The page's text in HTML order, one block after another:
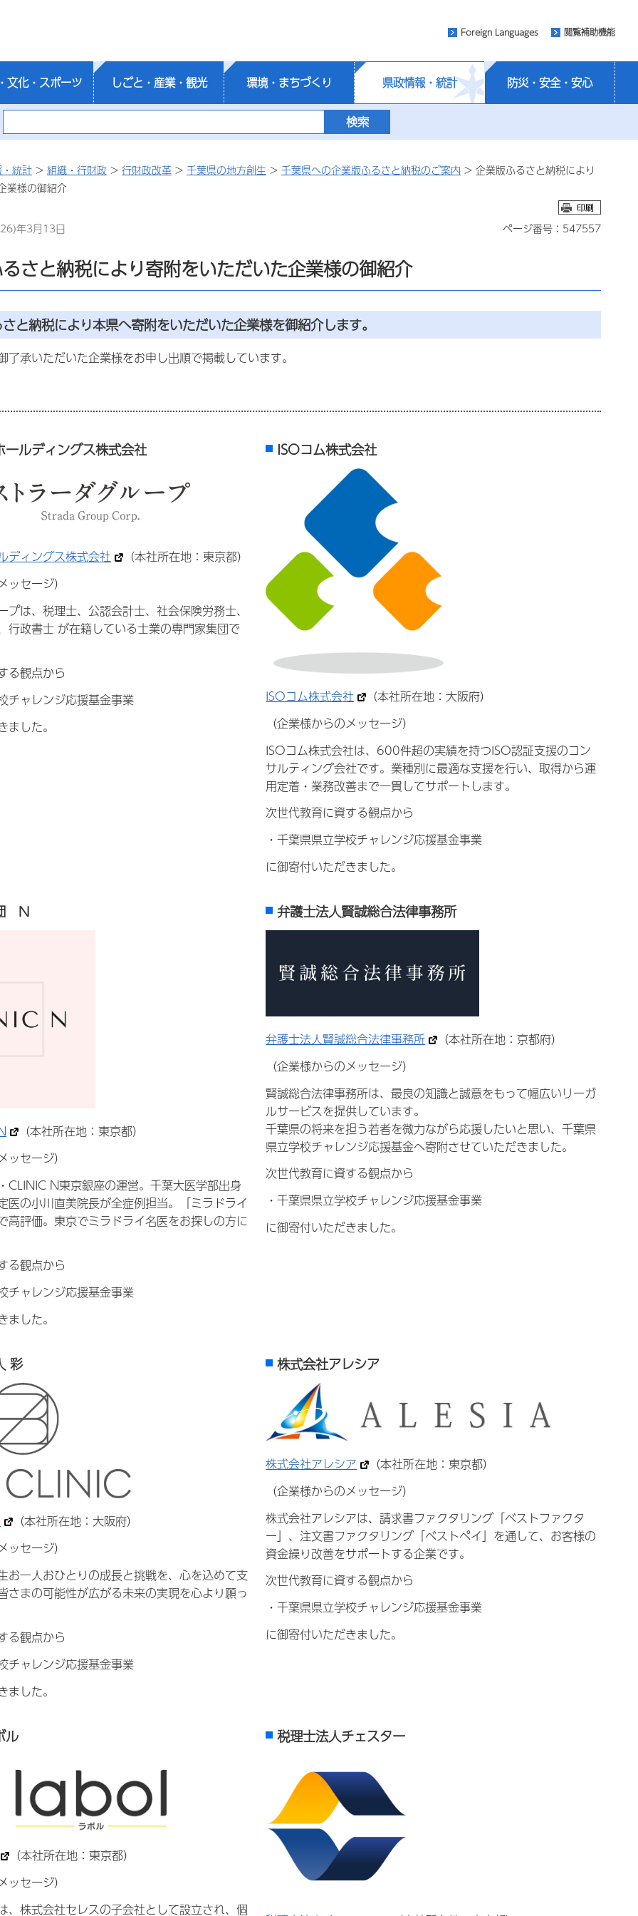
Foreign Languages 閲覧補助機能
文化・スポーツ しごと・産業・観光 環境・まちづくり 県政情報・統計 防災・安全・安心
統計 > 組織・行財政 > 行財政改革 > 千葉県の地方創生 > 千葉県への企業版ふるさと納税のご案内 > 企業版ふるさと納税により
業様の御紹介
年3月13日 ページ番号：547557
さと納税により寄附をいただいた企業様の御紹介
と納税により本県へ寄附をいただいた企業様を御紹介します。
承いただいた企業様をお申し出順で掲載しています。
ールディングス株式会社
ディングス株式会社
（本社所在地：東京都）
セージ）
プは、税理士、公認会計士、社会保険労務士、
行政書士 が在籍している士業の専門家集団で
る観点から
チャレンジ応援基金事業
した。
ISOコム株式会社
ISOコム株式会社
（本社所在地：大阪府）
（企業様からのメッセージ）
ISOコム株式会社は、600件超の実績を持つISO認証支援のコン
サルティング会社です。業種別に最適な支援を行い、取得から運
用定着・業務改善まで一貫してサポートします。
次世代教育に資する観点から
・千葉県県立学校チャレンジ応援基金事業
に御寄付いただきました。
N
（本社所在地：東京都）
セージ）
CLINIC N東京銀座の運営。千葉大医学部出身
医の小川直美院長が全症例担当。「ミラドライ
高評価。東京でミラドライ名医をお探しの方に
る観点から
チャレンジ応援基金事業
した。
弁護士法人賢誠総合法律事務所
弁護士法人賢誠総合法律事務所
（本社所在地：京都府）
（企業様からのメッセージ）
賢誠総合法律事務所は、最良の知識と誠意をもって幅広いリーガ
ルサービスを提供しています。
千葉県の将来を担う若者を微力ながら応援したいと思い、千葉県
県立学校チャレンジ応援基金へ寄附させていただきました。
次世代教育に資する観点から
・千葉県県立学校チャレンジ応援基金事業
に御寄付いただきました。
彩
（本社所在地：大阪府）
セージ）
お一人おひとりの成長と挑戦を、心を込めて支
さまの可能性が広がる未来の実現を心より願っ
る観点から
チャレンジ応援基金事業
した。
株式会社アレシア
株式会社アレシア
（本社所在地：東京都）
（企業様からのメッセージ）
株式会社アレシアは、請求書ファクタリング「ベストファクタ
ー」、注文書ファクタリング「ベストペイ」を通して、お客様の
資金繰り改善をサポートする企業です。
次世代教育に資する観点から
・千葉県県立学校チャレンジ応援基金事業
に御寄付いただきました。
ル
（本社所在地：東京都）
セージ）
、株式会社セレスの子会社として設立され、個
税理士法人チェスター